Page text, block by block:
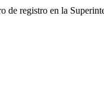
de registro en la